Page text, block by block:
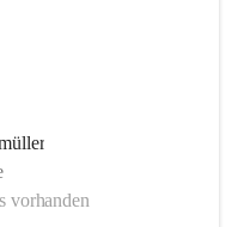
vorhanden